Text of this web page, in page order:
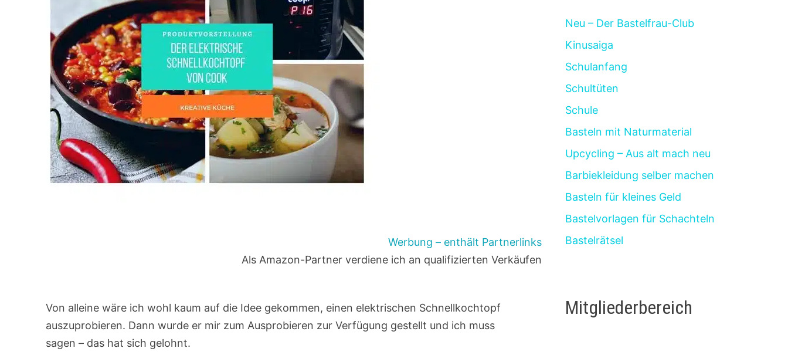
Werbung – enthält Partnerlinks
Als Amazon-Partner verdiene ich an qualifizierten Verkäufen
Von alleine wäre ich wohl kaum auf die Idee gekommen, einen elektrischen Schnellkochtopf
auszuprobieren. Dann wurde er mir zum Ausprobieren zur Verfügung gestellt und ich muss
sagen – das hat sich gelohnt.
Neu – Der Bastelfrau-Club
Kinusaiga
Schulanfang
Schultüten
Schule
Basteln mit Naturmaterial
Upcycling – Aus alt mach neu
Barbiekleidung selber machen
Basteln für kleines Geld
Bastelvorlagen für Schachteln
Bastelrätsel
Mitgliederbereich